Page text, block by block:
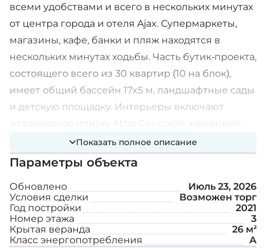
всеми удобствами и всего в нескольких минутах
от центра города и отеля Ajax. Супермаркеты,
магазины, кафе, банки и пляж находятся в
нескольких минутах ходьбы. Часть бутик-проекта,
состоящего всего из 30 квартир (10 на блок),
имеет общий бассейн 17x5 м, ландшафтные сады
и детскую площадку. Интерьеры включают
итальянскую плитку Atlas Concorde, немецкий
паркет Kronotex, шкафы Colombini Casa, кухни
Scavolini и сантехнику Bruma.
Дополнительные возможности:
Полностью меблирована
Система подогрева полов Mitsubishi
Система кондиционирования VRV Mitsubishi
Показать полное описание
Параметры объекта
Обновлено
Июль 23, 2026
Условия сделки
Возможен торг
Год постройки
2021
Номер этажа
3
Крытая веранда
26 м²
Класс энергопотребления
A